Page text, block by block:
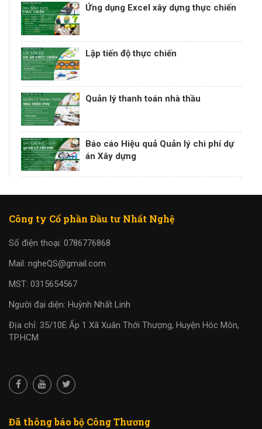
Ứng dụng Excel xây dựng thực chiến
Lập tiến độ thực chiến
Quản lý thanh toán nhà thầu
Báo cáo Hiệu quả Quản lý chi phí dự
án Xây dựng
Công ty Cổ phần Đầu tư Nhất Nghệ
Số điện thoại: 0786776868
Mail: ngheQS@gmail.com
MST: 0315654567
Người đại diện: Huỳnh Nhất Linh
Địa chỉ: 35/10E Ấp 1 Xã Xuân Thới Thượng, Huyện Hóc Môn,
TP.HCM
Đã thông báo bộ Công Thương